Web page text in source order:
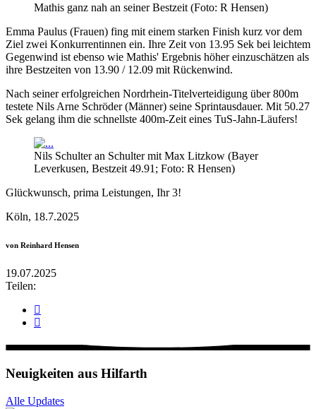
Mathis ganz nah an seiner Bestzeit (Foto: R Hensen)
Emma Paulus (Frauen) fing mit einem starken Finish kurz vor dem
Ziel zwei Konkurrentinnen ein. Ihre Zeit von 13.95 Sek bei leichtem
Gegenwind ist ebenso wie Mathis' Ergebnis höher einzuschätzen als
ihre Bestzeiten von 13.90 / 12.09 mit Rückenwind.
Nach seiner erfolgreichen Nordrhein-Titelverteidigung über 800m
testete Nils Arne Schröder (Männer) seine Sprintausdauer. Mit 50.27
Sek gelang ihm die schnellste 400m-Zeit eines TuS-Jahn-Läufers!
Nils Schulter an Schulter mit Max Litzkow (Bayer
Leverkusen, Bestzeit 49.91; Foto: R Hensen)
Glückwunsch, prima Leistungen, Ihr 3!
Köln, 18.7.2025
von Reinhard Hensen
19.07.2025
Teilen:
Neuigkeiten aus Hilfarth
Alle Updates